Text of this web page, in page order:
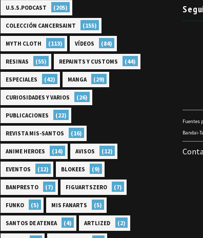
U.S.S.PODCAST (205)
COLECCIÓN CANCERSAINT (155)
MYTH CLOTH (113) VÍDEOS (84)
RESINAS (55) REPAINTS Y CUSTOMS (44)
ESPECIALES (42) MANGA (29)
CURIOSIDADES Y VARIOS (26)
PUBLICACIONES (22)
REVISTA MIS-SANTOS (16)
ANIME HEROES (14) AVISOS (12)
EVENTOS (12) BLOKEES (9)
BANPRESTO (7) FIGUARTSZERO (7)
FUNKO (5) MIS FANARTS (5)
SANTOS DE ATENEA (4) ARTLIZED (2)
Fuentes
Bandai-